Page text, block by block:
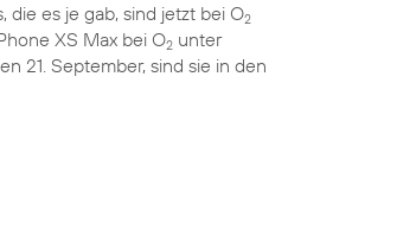
es je gab, sind jetzt bei O2
XS Max bei O2 unter
21. September, sind sie in den